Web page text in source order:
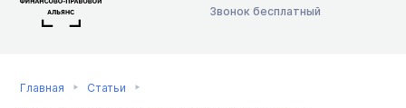
Звонок бесплатный
Главная Статьи